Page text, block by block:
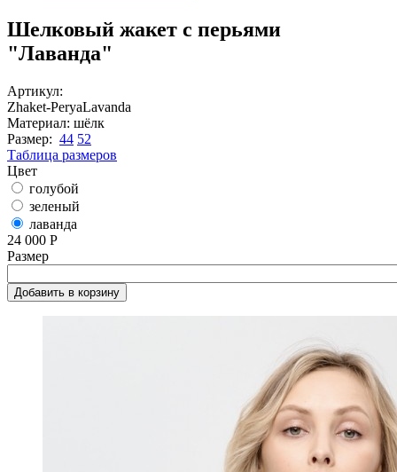
Шелковый жакет с перьями
"Лаванда"
Артикул:
Zhaket-PeryaLavanda
Материал: шёлк
Размер: 44 52
Таблица размеров
Цвет
голубой
зеленый
лаванда
24 000 Р
Размер